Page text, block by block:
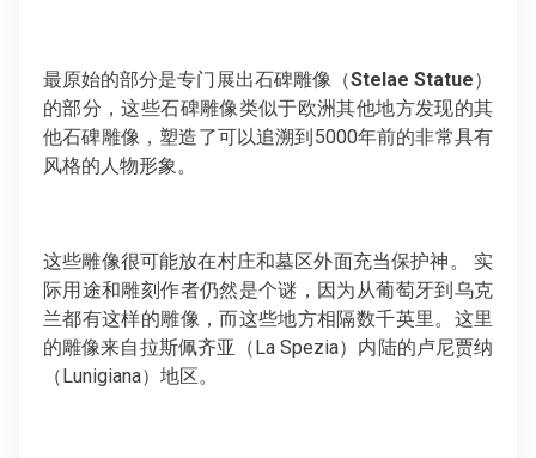
最原始的部分是专门展出石碑雕像（Stelae Statue）
的部分，这些石碑雕像类似于欧洲其他地方发现的其
他石碑雕像，塑造了可以追溯到5000年前的非常具有
风格的人物形象。
这些雕像很可能放在村庄和墓区外面充当保护神。 实
际用途和雕刻作者仍然是个谜，因为从葡萄牙到乌克
兰都有这样的雕像，而这些地方相隔数千英里。这里
的雕像来自拉斯佩齐亚（La Spezia）内陆的卢尼贾纳
（Lunigiana）地区。